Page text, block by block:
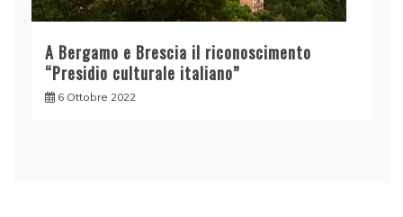
A Bergamo e Brescia il riconoscimento
“Presidio culturale italiano”
6 Ottobre 2022